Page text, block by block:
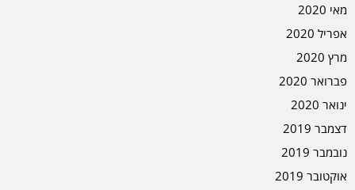
מאי 2020
אפריל 2020
מרץ 2020
פברואר 2020
ינואר 2020
דצמבר 2019
נובמבר 2019
אוקטובר 2019